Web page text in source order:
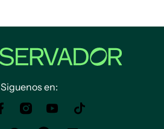
Siguenos en: